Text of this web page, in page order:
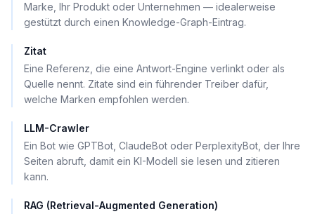
Marke, Ihr Produkt oder Unternehmen — idealerweise
gestützt durch einen Knowledge-Graph-Eintrag.
Zitat
Eine Referenz, die eine Antwort-Engine verlinkt oder als
Quelle nennt. Zitate sind ein führender Treiber dafür,
welche Marken empfohlen werden.
LLM-Crawler
Ein Bot wie GPTBot, ClaudeBot oder PerplexityBot, der Ihre
Seiten abruft, damit ein KI-Modell sie lesen und zitieren
kann.
RAG (Retrieval-Augmented Generation)